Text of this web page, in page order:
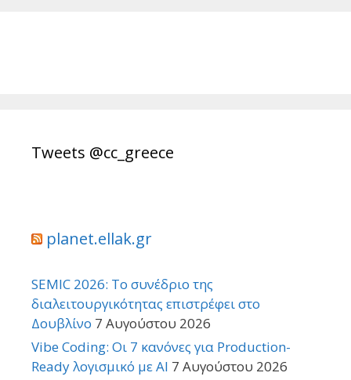
Tweets @cc_greece
planet.ellak.gr
SEMIC 2026: Το συνέδριο της
διαλειτουργικότητας επιστρέφει στο
Δουβλίνο 7 Αυγούστου 2026
Vibe Coding: Οι 7 κανόνες για Production-
Ready λογισμικό με AI 7 Αυγούστου 2026